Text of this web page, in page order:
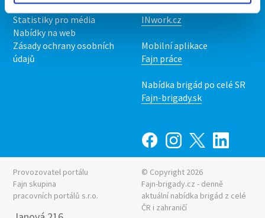
Upravit předvolby cookies
Statistiky pro média
Nabídky na web
Zásady ochrany osobních
údajů
Nabídka práce z celé ČR
INwork.cz
Mobilní aplikace
Fajn práce
Nabídka brigád po celé SR
Fajn-brigady.sk
Provozovatel portálu
Fajn skupina
pracovních portálů s.r.o.
© Copyright 2026
Fajn-brigady.cz - denně
aktuální nabídka brigád z celé
ČR i zahraničí